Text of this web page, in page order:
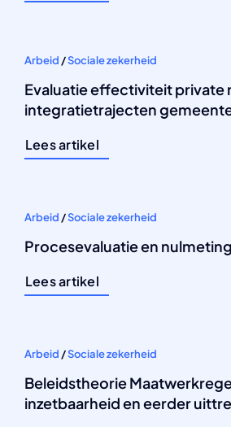
Arbeid /Sociale zekerheid
Evaluatie effectiviteit private
integratietrajecten
Lees artikel
Arbeid /Sociale zekerheid
Procesevaluatie en
Lees artikel
Arbeid /Sociale zekerheid
Beleidstheorie
inzetbaarheid en eerder